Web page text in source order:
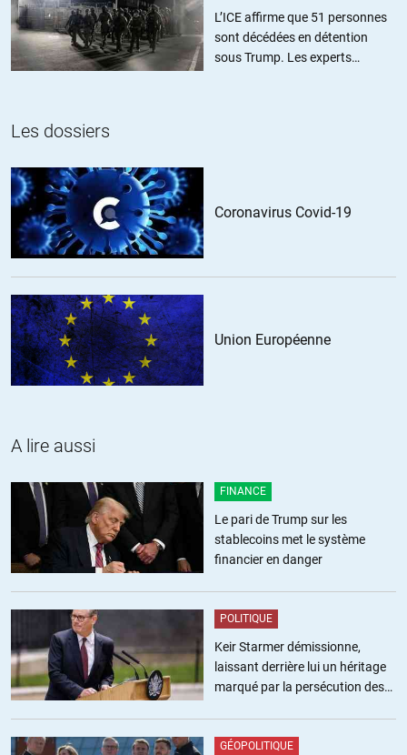
L’ICE affirme que 51 personnes
sont décédées en détention
sous Trump. Les experts
Les dossiers
Coronavirus Covid-19
Union Européenne
A lire aussi
FINANCE
Le pari de Trump sur les
stablecoins met le système
financier en danger
POLITIQUE
Keir Starmer démissionne,
laissant derrière lui un héritage
marqué par la persécution des
GÉOPOLITIQUE